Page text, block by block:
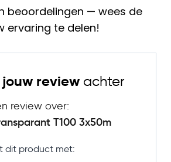
beoordelingen — wees de
ervaring te delen!
jouw review achter
review over:
T100 3x50m
dit product met: